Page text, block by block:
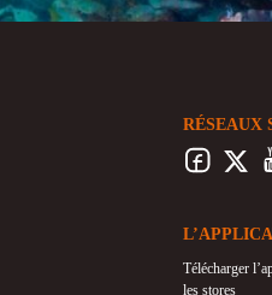
RÉSEAUX
Télécharger
les stores